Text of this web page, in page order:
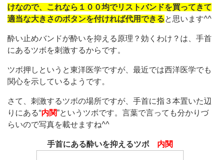
けなので、これなら１００均でリストバンドを買ってきて
適当な大きさのボタンを付ければ代用できると思います^^
酔い止めバンドが酔いを抑える原理？効くわけ？は、手首
にあるツボを刺激するからです。
ツボ押しというと東洋医学ですが、最近では西洋医学でも
関心を示しているようです。
さて、刺激するツボの場所ですが、手首に指３本置いた辺
りにある“内関”というツボです。言葉で言っても分かりづ
らいので写真を載せますね^^
手首にある酔いを抑えるツボ 内関